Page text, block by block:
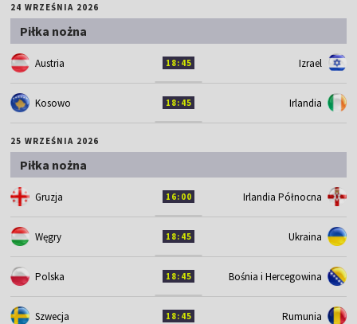
24 WRZEŚNIA 2026
Piłka nożna
Austria 18:45 Izrael
Kosowo 18:45 Irlandia
25 WRZEŚNIA 2026
Piłka nożna
Gruzja 16:00 Irlandia Północna
Węgry 18:45 Ukraina
Polska 18:45 Bośnia i Hercegowina
Szwecja 18:45 Rumunia